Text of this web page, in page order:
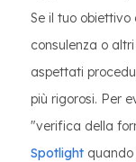
Se il tuo
consulenza o
aspettati
più rigorosi. Per
"verifica della
Spotlight